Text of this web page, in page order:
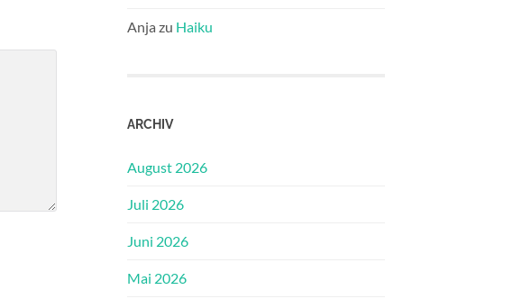
Anja zu Haiku
ARCHIV
August 2026
Juli 2026
Juni 2026
Mai 2026